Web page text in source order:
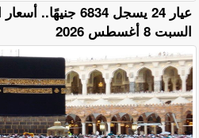
عيار 24 يسجل 6834
السبت 8 أغسطس 2026